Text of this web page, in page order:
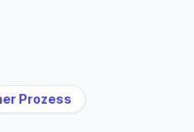
Prozess